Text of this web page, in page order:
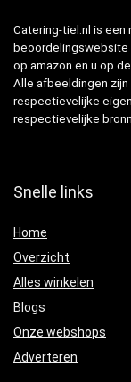
Catering-tiel.nl is een
op amazon en u op
Alle afbeeldingen
respectievelijke
respectievelijke
Snelle links
Home
Overzicht
Alles winkelen
Blogs
Onze webshops
Adverteren